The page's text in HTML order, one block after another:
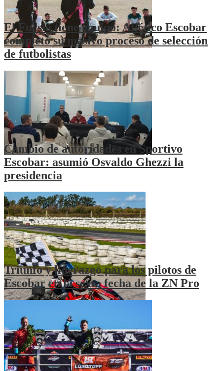
El Fucsia tiene equipo: Atlético Escobar
completó su masivo proceso de selección
de futbolistas
Cambio de autoridades en Sportivo
Escobar: asumió Osvaldo Ghezzi la
presidencia
Triunfo y liderazgo para los pilotos de
Escobar en la sexta fecha de la ZN Pro